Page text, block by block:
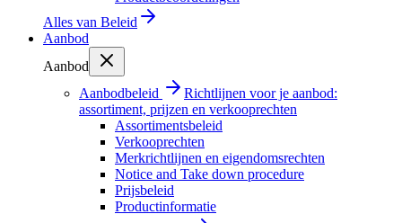
Alles van Beleid
Aanbod
Aanbod
Aanbodbeleid
Richtlijnen voor je aanbod:
assortiment, prijzen en verkooprechten
Assortimentsbeleid
Verkooprechten
Merkrichtlijnen en eigendomsrechten
Notice and Take down procedure
Prijsbeleid
Productinformatie